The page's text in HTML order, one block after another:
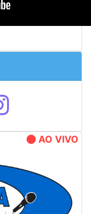
AO VIVO